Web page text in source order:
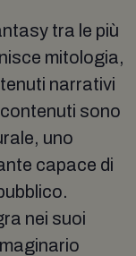
tra le più
mitologia,
narrativi
sono
uno
capace di
nei suoi